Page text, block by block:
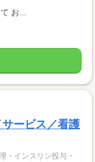
お...
ービス／看護
・インスリン投与・